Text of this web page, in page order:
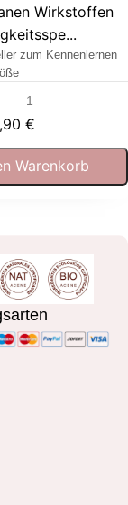
Wirkstoffen
zum Kennenlernen
€
Warenkorb